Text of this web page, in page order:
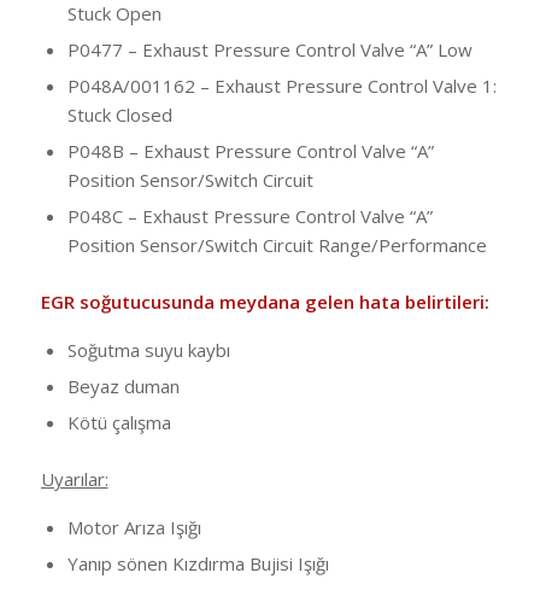
Stuck Open
P0477 – Exhaust Pressure Control Valve “A” Low
P048A/001162 – Exhaust Pressure Control Valve 1:
Stuck Closed
P048B – Exhaust Pressure Control Valve “A”
Position Sensor/Switch Circuit
P048C – Exhaust Pressure Control Valve “A”
Position Sensor/Switch Circuit Range/Performance
EGR soğutucusunda meydana gelen hata belirtileri:
Soğutma suyu kaybı
Beyaz duman
Kötü çalışma
Uyarılar:
Motor Arıza Işığı
Yanıp sönen Kızdırma Bujisi Işığı